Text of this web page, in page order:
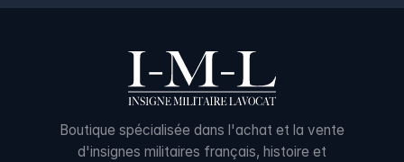
Boutique spécialisée dans l'achat et la vente
d'insignes militaires français, histoire et